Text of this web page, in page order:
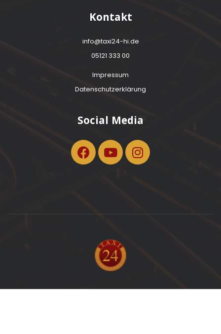
Kontakt
info@taxi24-hi.de
05121 333 00
Impressum
Datenschutzerklärung
Social Media